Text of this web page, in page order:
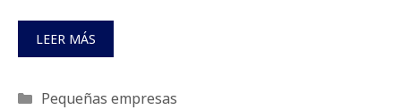
LEER MÁS
Categorías
Pequeñas empresas